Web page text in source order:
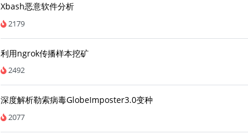
Xbash恶意软件分析
2179
利用ngrok传播样本挖矿
2492
深度解析勒索病毒GlobeImposter3.0变种
2077